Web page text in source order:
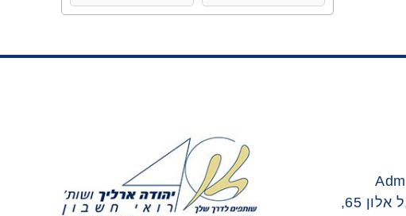
בנין טויוטה, יגאל אלון 65,